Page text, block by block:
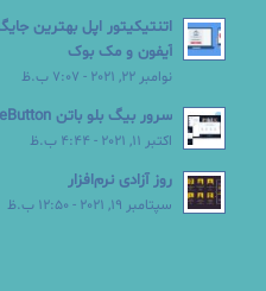
آیفون و مک بوک
نوامبر 22, 2021 - 7:07 ب.ظ
سرور بیگ بلو باتن BigBlueButton
اکتبر 11, 2021 - 4:44 ب.ظ
روز آزادی نرم‌افزار
سپتامبر 19, 2021 - 12:50 ب.ظ